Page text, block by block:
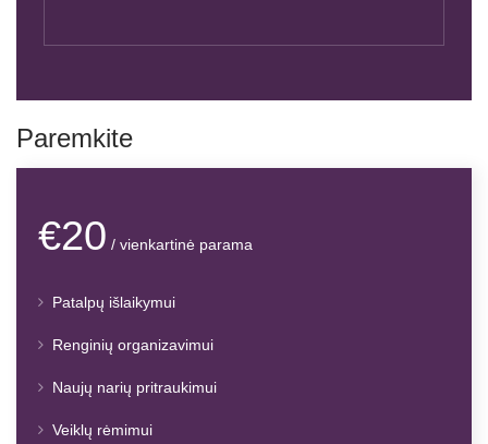
Paremkite
€20 / vienkartinė parama
Patalpų išlaikymui
Renginių organizavimui
Naujų narių pritraukimui
Veiklų rėmimui